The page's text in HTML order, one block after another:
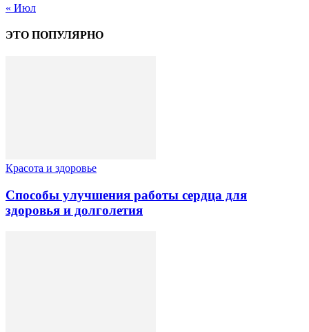
« Июл
ЭТО ПОПУЛЯРНО
Красота и здоровье
Способы улучшения работы сердца для
здоровья и долголетия